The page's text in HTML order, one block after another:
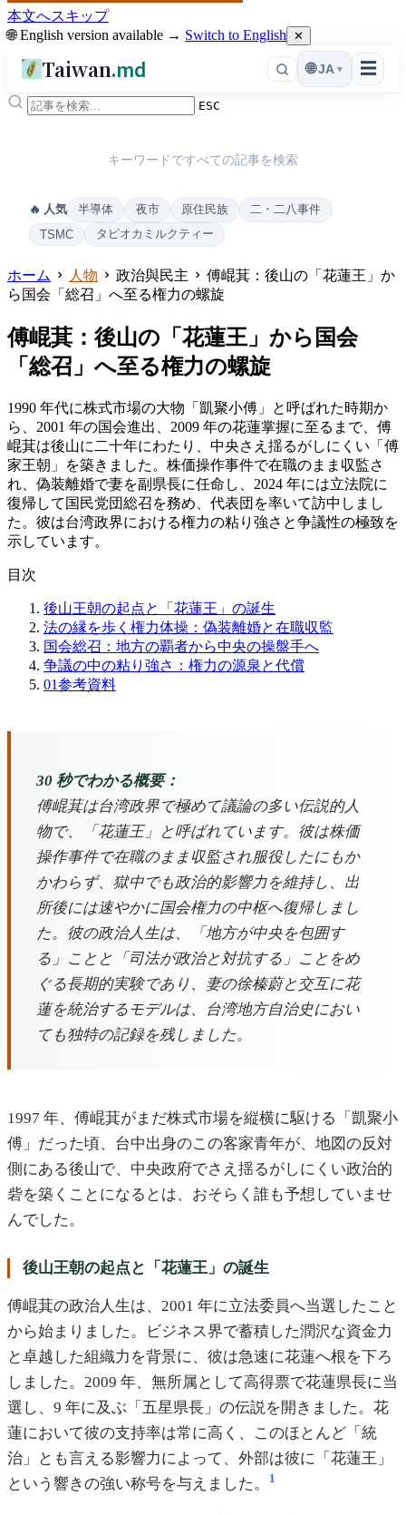
本文へスキップ
🌐 English version available → Switch to English ✕
Taiwan.md ☰
🌐 JA ▾
ESC
キーワードですべての記事を検索
🔥 人気 半導体 夜市 原住民族
二・二八事件
TSMC
タピオカミルクティー
ホーム 人物 政治與民主
傅崐萁：後山の「花蓮王」か
ら国会「総召」へ至る権力の螺旋
傅崐萁：後山の「花蓮王」から国会
「総召」へ至る権力の螺旋
1990 年代に株式市場の大物「凱聚小傅」と呼ばれた時期か
ら、2001 年の国会進出、2009 年の花蓮掌握に至るまで、傅
崐萁は後山に二十年にわたり、中央さえ揺るがしにくい「傅
家王朝」を築きました。株価操作事件で在職のまま収監さ
れ、偽装離婚で妻を副県長に任命し、2024 年には立法院に
復帰して国民党団総召を務め、代表団を率いて訪中しまし
た。彼は台湾政界における権力の粘り強さと争議性の極致を
示しています。
目次
後山王朝の起点と「花蓮王」の誕生
法の縁を歩く権力体操：偽装離婚と在職収監
国会総召：地方の覇者から中央の操盤手へ
争議の中の粘り強さ：権力の源泉と代償
01参考資料
30 秒でわかる概要：
傅崐萁は台湾政界で極めて議論の多い伝説的人
物で、「花蓮王」と呼ばれています。彼は株価
操作事件で在職のまま収監され服役したにもか
かわらず、獄中でも政治的影響力を維持し、出
所後には速やかに国会権力の中枢へ復帰しまし
た。彼の政治人生は、「地方が中央を包囲す
る」ことと「司法が政治と対抗する」ことをめ
ぐる長期的実験であり、妻の徐榛蔚と交互に花
蓮を統治するモデルは、台湾地方自治史におい
ても独特の記録を残しました。
1997 年、傅崐萁がまだ株式市場を縦横に駆ける「凱聚小
傅」だった頃、台中出身のこの客家青年が、地図の反対
側にある後山で、中央政府でさえ揺るがしにくい政治的
砦を築くことになるとは、おそらく誰も予想していませ
んでした。
後山王朝の起点と「花蓮王」の誕生
傅崐萁の政治人生は、2001 年に立法委員へ当選したこと
から始まりました。ビジネス界で蓄積した潤沢な資金力
と卓越した組織力を背景に、彼は急速に花蓮へ根を下ろ
しました。2009 年、無所属として高得票で花蓮県長に当
選し、9 年に及ぶ「五星県長」の伝説を開きました。花
蓮において彼の支持率は常に高く、このほとんど「統
治」とも言える影響力によって、外部は彼に「花蓮王」
という響きの強い称号を与えました。
1